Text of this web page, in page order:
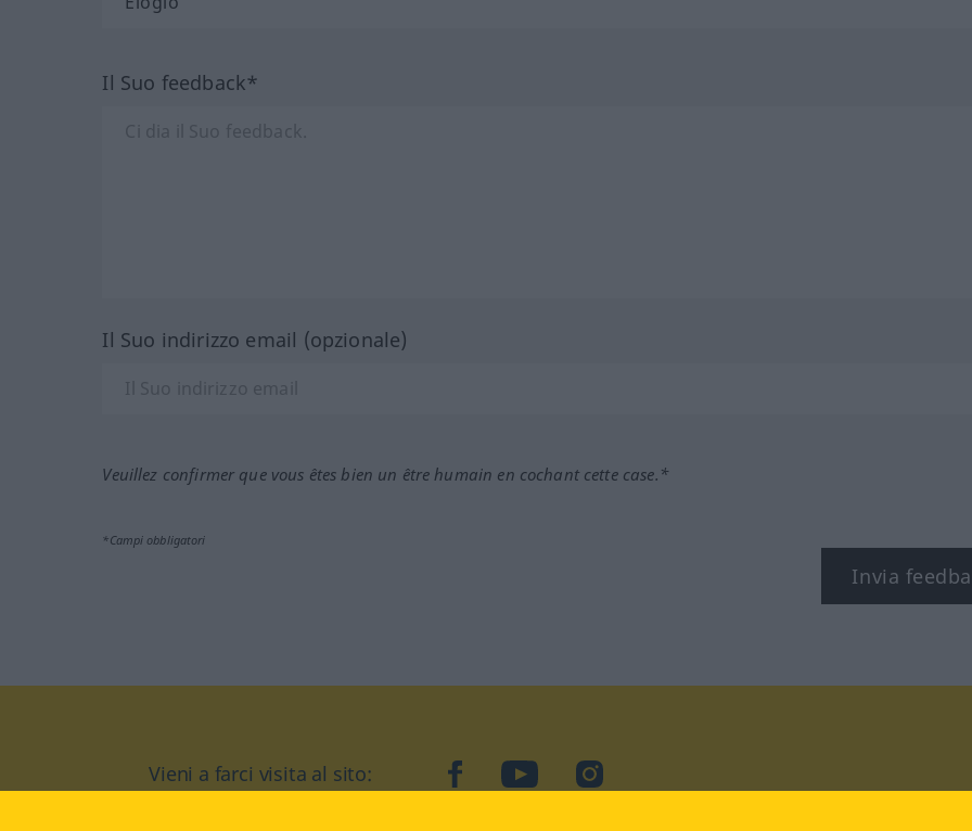
Il Suo feedback*
Il Suo indirizzo email (opzionale)
Veuillez confirmer que vous êtes bien un être humain en cochant cette case.*
*Campi obbligatori
Invia
Vieni a farci visita al sito: facebookYouTubeInstagram